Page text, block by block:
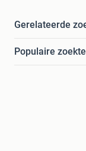
Gerelateerde
Populaire